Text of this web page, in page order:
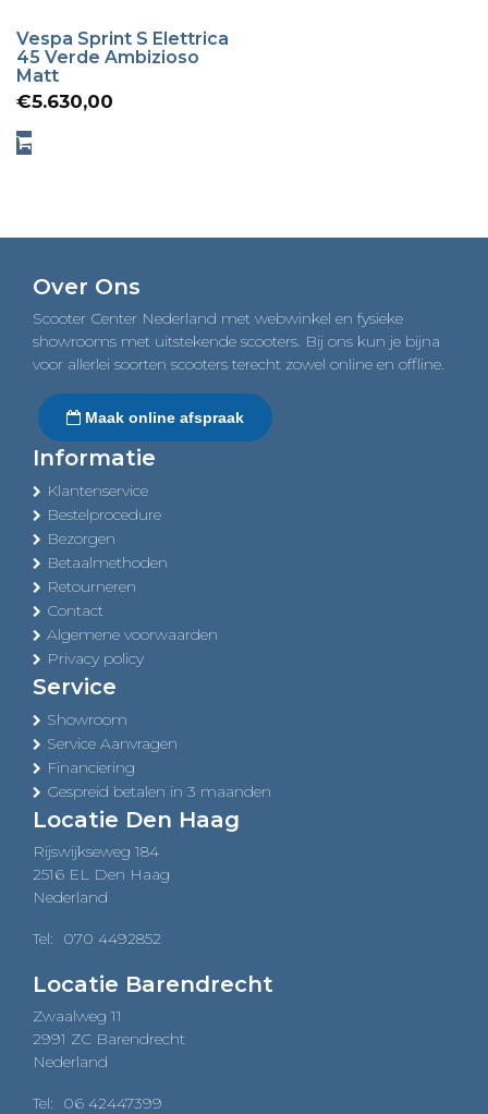
Vespa Sprint S Elettrica
45 Verde Ambizioso
Matt
€5.630,00
Over Ons
Scooter Center Nederland met webwinkel en fysieke
showrooms met uitstekende scooters. Bij ons kun je bijna
voor allerlei soorten scooters terecht zowel online en offline.
Maak online afspraak
Informatie
Klantenservice
Bestelprocedure
Bezorgen
Betaalmethoden
Retourneren
Contact
Algemene voorwaarden
Privacy policy
Service
Showroom
Service Aanvragen
Financiering
Gespreid betalen in 3 maanden
Locatie Den Haag
Rijswijkseweg 184
2516 EL Den Haag
Nederland
Tel: 070 4492852
Locatie Barendrecht
Zwaalweg 11
2991 ZC Barendrecht
Nederland
Tel: 06 42447399